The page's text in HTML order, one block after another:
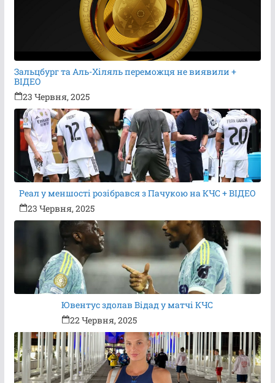
Зальцбург та Аль-Хіляль переможця не виявили +
ВІДЕО
23 Червня, 2025
Реал у меншості розібрався з Пачукою на КЧС + ВІДЕО
23 Червня, 2025
Ювентус здолав Відад у матчі КЧС
22 Червня, 2025